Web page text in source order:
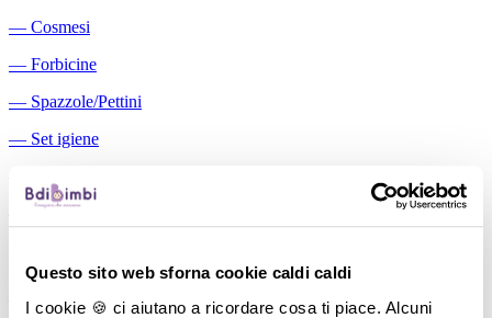
Questo sito web sforna cookie caldi caldi
I cookie 🍪 ci aiutano a ricordare cosa ti piace. Alcuni
― Cosmesi
― Forbicine
― Spazzole/Pettini
― Set igiene
Aspiratori nasali manuali
―
Cuscini allattamento